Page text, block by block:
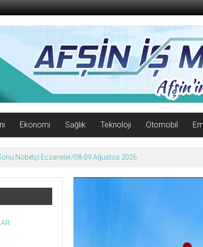
Ekonomi Sağlık Teknoloji Otomobil
Nöbetçi Eczaneler/08-09 Ağustos 2026